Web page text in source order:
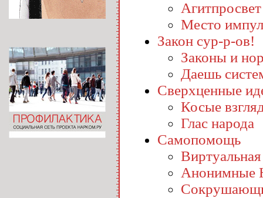
Агитпросвет
Место
Закон сур-р-ов!
Законы и
Даешь
Сверхценные
Косые
Глас народа
Самопомощь
Анонимные